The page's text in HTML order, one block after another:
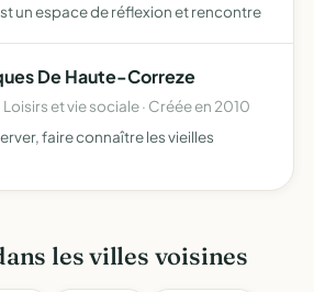
un espace de réflexion et rencontre
De Haute-Correze
et vie sociale · Créée en 2010
faire connaître les vieilles
les villes voisines